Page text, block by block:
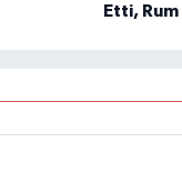
Etti,